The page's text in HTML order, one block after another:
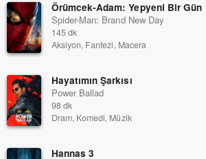
Örümcek-Adam: Yepyeni Bir Gün
Spider-Man: Brand New Day
145 dk
Aksiyon, Fantezi, Macera
Hayatımın Şarkısı
Power Ballad
98 dk
Dram, Komedi, Müzik
Hannas 3